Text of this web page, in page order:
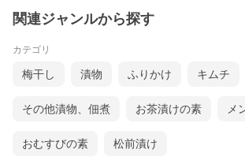
関連ジャンルから探す
カテゴリ
梅干し 漬物 ふりかけ キムチ
その他漬物、佃煮 お茶漬けの素 メ
おむすびの素 松前漬け